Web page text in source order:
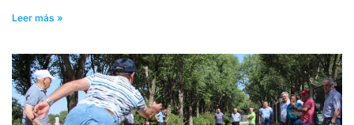
Leer más »